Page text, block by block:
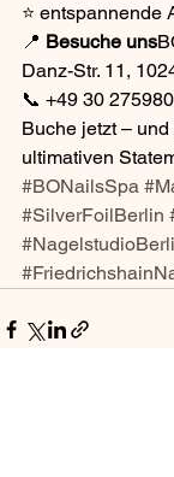
⭐ entspannende
📍 Besuche uns
Danz-Str. 11,
📞 +49 30
Buche jetzt –
ultimativen
#BONailsSpa
#SilverFoilBerlin